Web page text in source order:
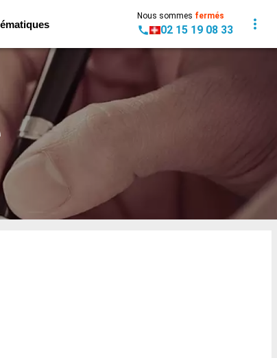
Nous sommes fermés
02 15 19 08 33